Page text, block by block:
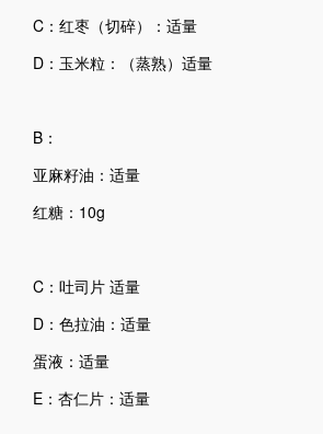
C：红枣（切碎）：适量
D：玉米粒：（蒸熟）适量
B：
亚麻籽油：适量
红糖：10g
C：吐司片 适量
D：色拉油：适量
蛋液：适量
E：杏仁片：适量